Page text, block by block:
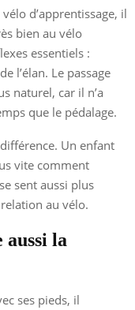
d’apprentissage, il
bien au vélo
essentiels :
l’élan. Le passage
naturel, car il n’a
que le pédalage.
Un enfant
vite comment
sent aussi plus
au vélo.
aussi la
ses pieds, il